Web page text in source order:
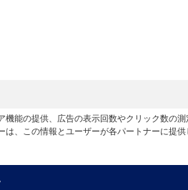
能の提供、広告の表示回数やクリック数の
、この情報とユーザーが各パートナーに提